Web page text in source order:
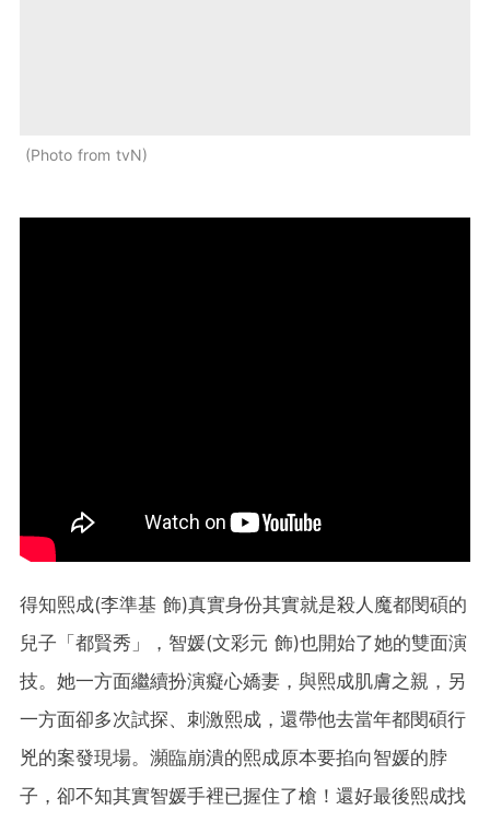
Photo from tvN
得知熙成(李準基 飾)真實身份其實就是殺人魔都閔碩的
兒子「都賢秀」，智媛(文彩元 飾)也開始了她的雙面演
技。她一方面繼續扮演癡心嬌妻，與熙成肌膚之親，另
一方面卻多次試探、刺激熙成，還帶他去當年都閔碩行
兇的案發現場。瀕臨崩潰的熙成原本要掐向智媛的脖
子，卻不知其實智媛手裡已握住了槍！還好最後熙成找